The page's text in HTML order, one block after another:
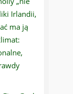
Irlandii,
ma ją